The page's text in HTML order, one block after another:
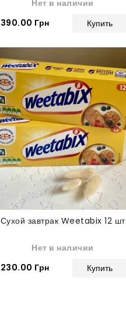
Нет в наличии
390.00 Грн
Купить
Сухой завтрак Weetabix 12 шт
Нет в наличии
230.00 Грн
Купить